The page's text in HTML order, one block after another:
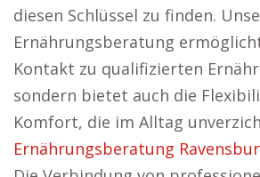
diesen Schlüssel zu finden.
Ernährungsberatung
Kontakt zu qualifizierten
sondern bietet auch die
Komfort, die im Alltag
Ernährungsberatung